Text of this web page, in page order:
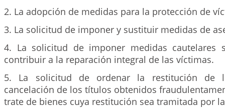
2. La adopción de medidas para la protección de
3. La solicitud de imponer y sustituir medidas de
4. La solicitud de imponer medidas cautelares
contribuir a la reparación integral de las víctimas.
5. La solicitud de ordenar la restitución de
cancelación de los títulos obtenidos
trate de bienes cuya restitución sea tramitada por